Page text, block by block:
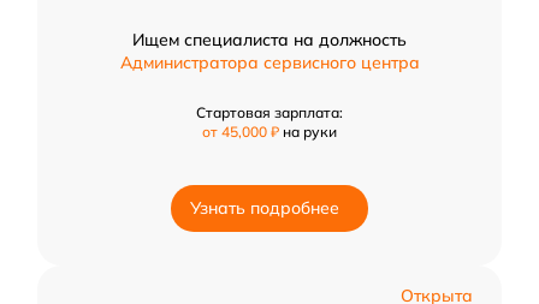
Ищем специалиста на должность
Администратора сервисного центра
Стартовая зарплата:
от 45,000 ₽ на руки
Узнать подробнее
Открыта